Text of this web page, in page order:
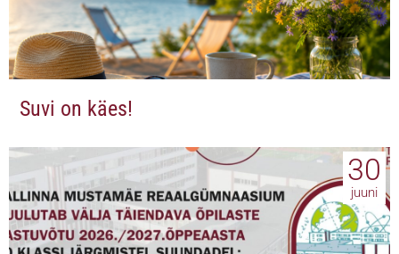
Suvi on käes!
30
juuni